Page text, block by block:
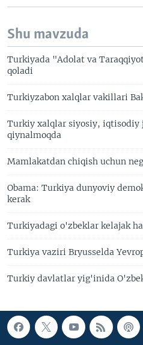
Shu mavzuda
Turkiyada "Adolat va
qoladi
Turkiyzabon xalqlar vakillari
Turkiy xalqlar siyosiy, iqtisodiy
qiynalmoqda
Mamlakatdan chiqish uchun
Obama: Turkiya dunyoviy
kerak
Turkiyadagi o'zbeklar kelajak
Turkiya vaziri Bryusselda
Turkiy davlatlar yig'inida